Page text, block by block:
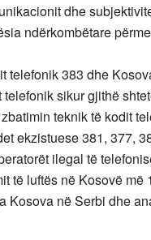
dhe
ndërkombëtare
383 dhe
sikur gjithë
teknik të kodit
ekzistuese 381, 377,
ilegal të
të luftës në Kosovë
Kosova në Serbi dhe